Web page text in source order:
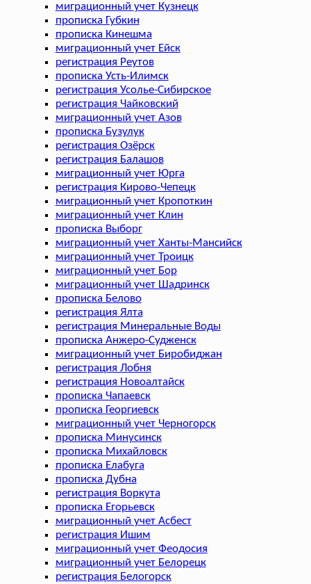
миграционный учет Кузнецк
прописка Губкин
прописка Кинешма
миграционный учет Ейск
регистрация Реутов
прописка Усть-Илимск
регистрация Усолье-Сибирское
регистрация Чайковский
миграционный учет Азов
прописка Бузулук
регистрация Озёрск
регистрация Балашов
миграционный учет Юрга
регистрация Кирово-Чепецк
миграционный учет Кропоткин
миграционный учет Клин
прописка Выборг
миграционный учет Ханты-Мансийск
миграционный учет Троицк
миграционный учет Бор
миграционный учет Шадринск
прописка Белово
регистрация Ялта
регистрация Минеральные Воды
прописка Анжеро-Судженск
миграционный учет Биробиджан
регистрация Лобня
регистрация Новоалтайск
прописка Чапаевск
прописка Георгиевск
миграционный учет Черногорск
прописка Минусинск
прописка Михайловск
прописка Елабуга
прописка Дубна
регистрация Воркута
прописка Егорьевск
миграционный учет Асбест
регистрация Ишим
миграционный учет Феодосия
миграционный учет Белорецк
регистрация Белогорск